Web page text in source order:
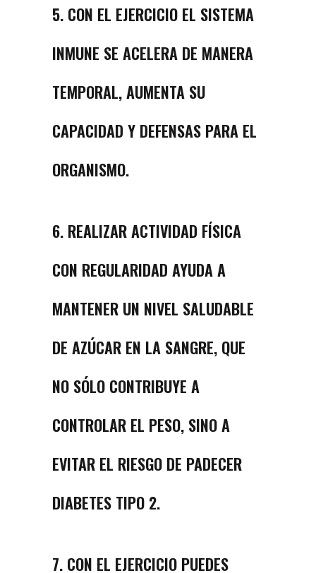
5. CON EL EJERCICIO EL SISTEMA
INMUNE SE ACELERA DE MANERA
TEMPORAL, AUMENTA SU
CAPACIDAD Y DEFENSAS PARA EL
ORGANISMO.
6. REALIZAR ACTIVIDAD FÍSICA
CON REGULARIDAD AYUDA A
MANTENER UN NIVEL SALUDABLE
DE AZÚCAR EN LA SANGRE, QUE
NO SÓLO CONTRIBUYE A
CONTROLAR EL PESO, SINO A
EVITAR EL RIESGO DE PADECER
DIABETES TIPO 2.
7. CON EL EJERCICIO PUEDES